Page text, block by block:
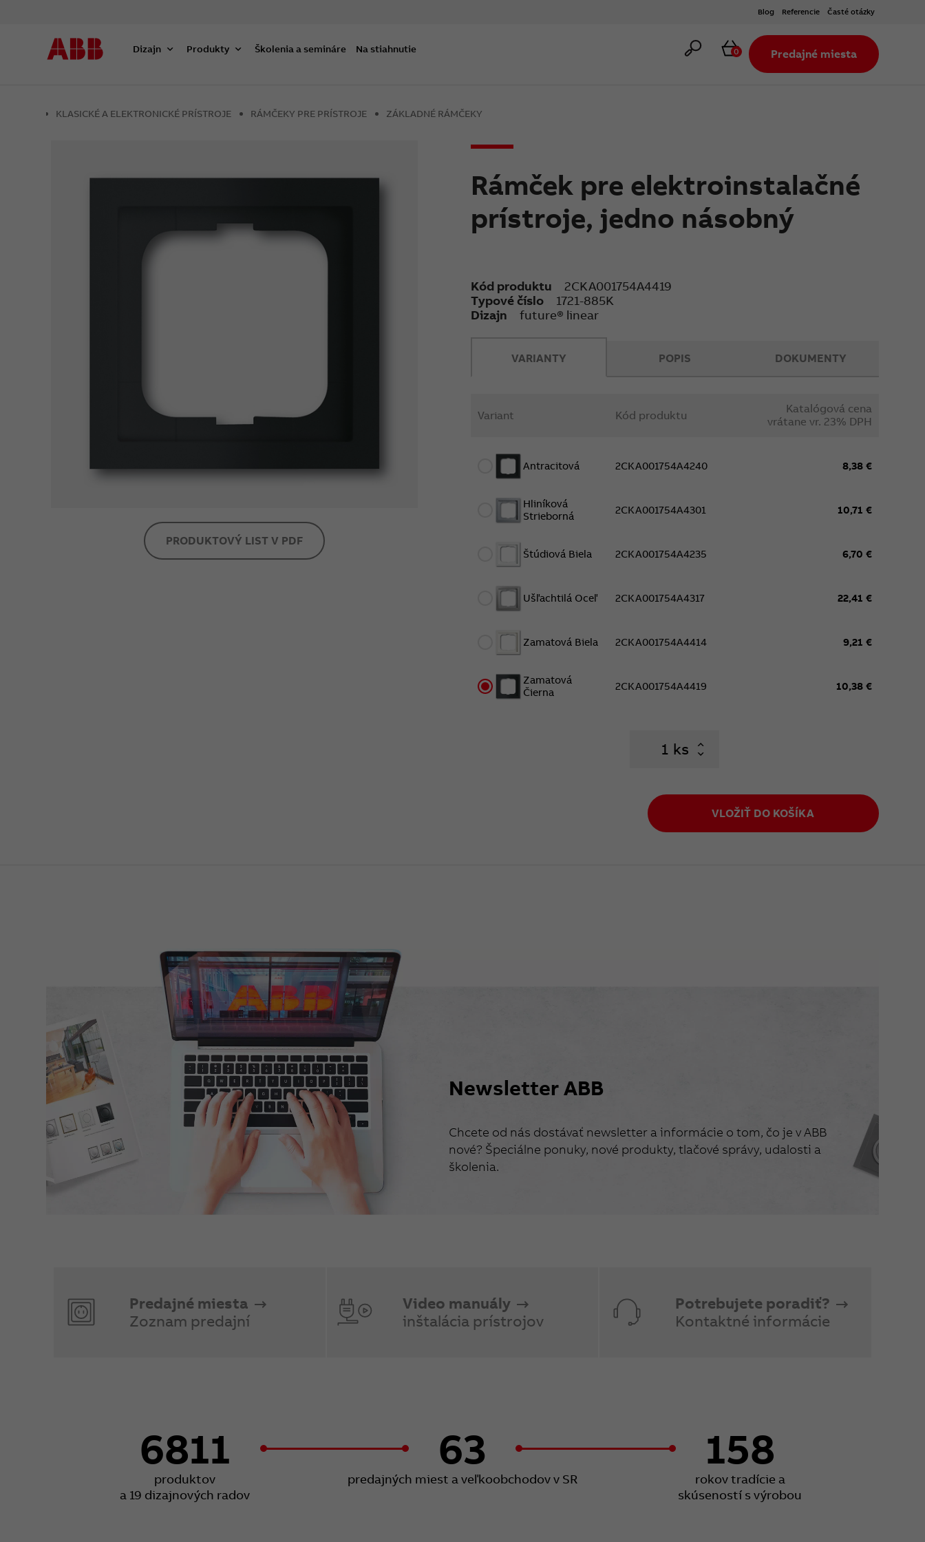
Blog Referencie Časté otázky
Dizajn Produkty Školenia a semináre Na stiahnutie Hľadať Košík
0 Predajné miesta
KLASICKÉ A ELEKTRONICKÉ PRÍSTROJE RÁMČEKY PRE PRÍSTROJE ZÁKLADNÉ RÁMČEKY
Rámček pre elektroinstalačné
prístroje, jedno násobný
Kód produktu
2CKA001754A4419
Typové číslo
1721-885K
Dizajn
future® linear
PRODUKTOVÝ LIST V PDF
VARIANTY
Variant Kód produktu
Katalógová cena
vrátane vr. 23% DPH
Antracitová 2CKA001754A4240 8,38 €
Hliníková
Strieborná
2CKA001754A4301 10,71 €
Štúdiová Biela 2CKA001754A4235 6,70 €
Ušľachtilá Oceľ 2CKA001754A4317 22,41 €
Zamatová Biela 2CKA001754A4414 9,21 €
Zamatová
Čierna
2CKA001754A4419 10,38 €
ks
VLOŽIŤ DO KOŠÍKA
POPIS DOKUMENTY
Newsletter ABB
Chcete od nás dostávať newsletter a informácie o tom, čo je v ABB
nové? Špeciálne ponuky, nové produkty, tlačové správy, udalosti a
školenia.
Predajné miesta
Zoznam predajní
Video manuály
inštalácia prístrojov
Potrebujete poradiť?
Kontaktné informácie
6811
produktov
a 19 dizajnových radov
63
predajných miest a veľkoobchodov v SR
158
rokov tradície a
skúseností s výrobou